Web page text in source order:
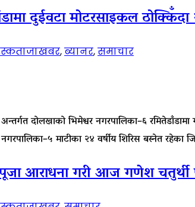
दुईवटा मोटरसाइकल
ताजाखबर,ब्यानर,समाचार
दोलखाको भिमेश्वर नगरपालिका–६
नगरपालिका–५ माटीका २४ वर्षीय शिरिस बस्नेत रहेका
आराधना गरी आज गणेश चतुर्थी